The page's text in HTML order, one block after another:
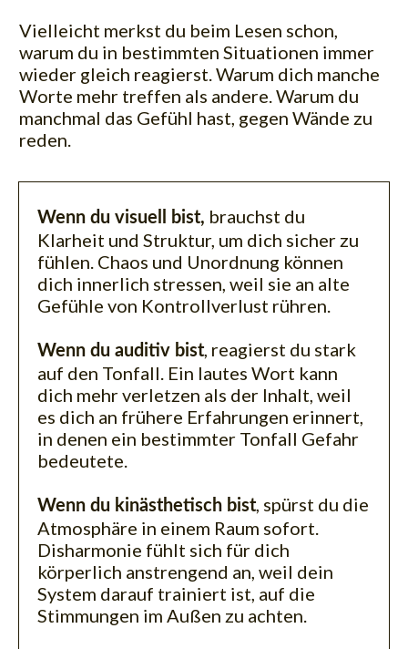
Vielleicht merkst du beim Lesen schon,
warum du in bestimmten Situationen immer
wieder gleich reagierst. Warum dich manche
Worte mehr treffen als andere. Warum du
manchmal das Gefühl hast, gegen Wände zu
reden.
Wenn du visuell bist, brauchst du
Klarheit und Struktur, um dich sicher zu
fühlen. Chaos und Unordnung können
dich innerlich stressen, weil sie an alte
Gefühle von Kontrollverlust rühren.
Wenn du auditiv bist, reagierst du stark
auf den Tonfall. Ein lautes Wort kann
dich mehr verletzen als der Inhalt, weil
es dich an frühere Erfahrungen erinnert,
in denen ein bestimmter Tonfall Gefahr
bedeutete.
Wenn du kinästhetisch bist, spürst du die
Atmosphäre in einem Raum sofort.
Disharmonie fühlt sich für dich
körperlich anstrengend an, weil dein
System darauf trainiert ist, auf die
Stimmungen im Außen zu achten.